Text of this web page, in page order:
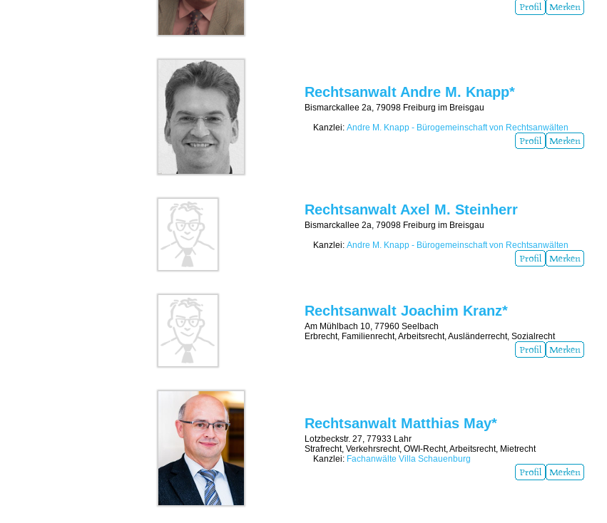
Rechtsanwalt Andre M. Knapp*
Bismarckallee 2a, 79098 Freiburg im Breisgau
Kanzlei: Andre M. Knapp - Bürogemeinschaft von Rechtsanwälten
Rechtsanwalt Axel M. Steinherr
Bismarckallee 2a, 79098 Freiburg im Breisgau
Kanzlei: Andre M. Knapp - Bürogemeinschaft von Rechtsanwälten
Rechtsanwalt Joachim Kranz*
Am Mühlbach 10, 77960 Seelbach
Erbrecht, Familienrecht, Arbeitsrecht, Ausländerrecht, Sozialrecht
Rechtsanwalt Matthias May*
Lotzbeckstr. 27, 77933 Lahr
Strafrecht, Verkehrsrecht, OWI-Recht, Arbeitsrecht, Mietrecht
Kanzlei: Fachanwälte Villa Schauenburg